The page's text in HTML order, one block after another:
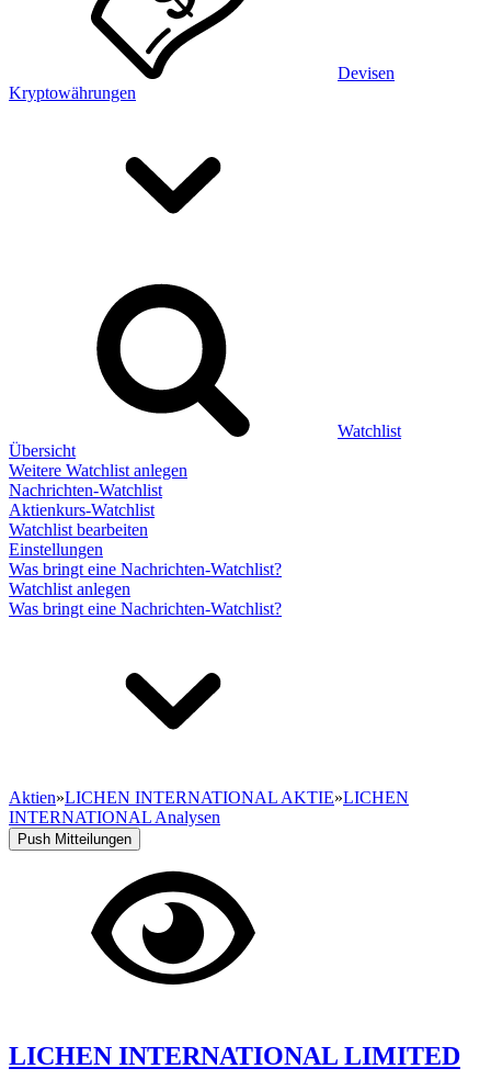
Devisen
Kryptowährungen
Watchlist
Übersicht
Weitere Watchlist anlegen
Nachrichten-Watchlist
Aktienkurs-Watchlist
Watchlist bearbeiten
Einstellungen
Was bringt eine Nachrichten-Watchlist?
Watchlist anlegen
Was bringt eine Nachrichten-Watchlist?
Aktien»LICHEN INTERNATIONAL AKTIE»LICHEN
INTERNATIONAL Analysen
Push Mitteilungen
LICHEN INTERNATIONAL LIMITED